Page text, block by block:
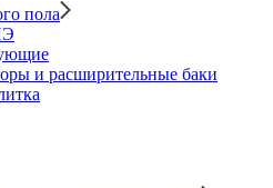
пола
и расширительные баки